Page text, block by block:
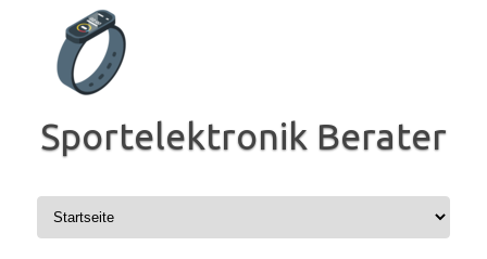
springen
Sportelektronik Berater